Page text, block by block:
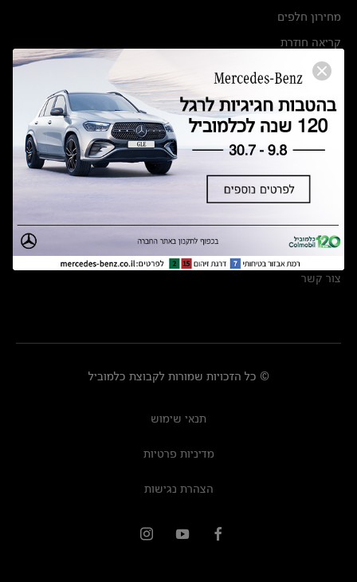
מחירון חלפים
קריאה חוזרת
הודעה על הטבות לרכבי מרצדס בהסדר פשרה בתצ 56447-02-19
תקנון ימי מכירות 120 לכלמוביל
מצאו אותנו
אולמות תצוגה
מרכזי שירות
צור קשר
© כל הזכויות שמורות לקבוצת כלמוביל
תנאי שימוש
מדיניות פרטיות
הצהרת נגישות